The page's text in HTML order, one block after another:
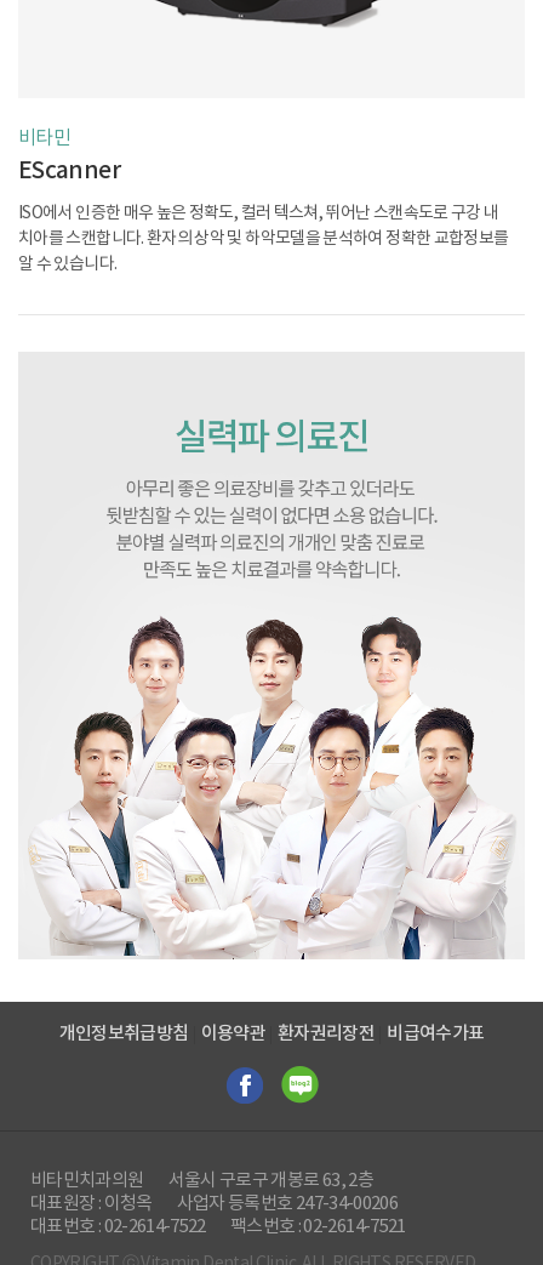
비타민
EScanner
ISO에서 인증한 매우 높은 정확도, 컬러 텍스쳐, 뛰어난 스캔속도로 구강 내
치아를 스캔합니다. 환자의 상악 및 하악모델을 분석하여 정확한 교합정보를
알 수 있습니다.
개인정보취급방침 이용약관 환자권리장전 비급여수가표
비타민치과의원
서울시 구로구 개봉로 63, 2층
대표원장 : 이청옥
사업자 등록번호 247-34-00206
대표번호 : 02-2614-7522
팩스번호 : 02-2614-7521